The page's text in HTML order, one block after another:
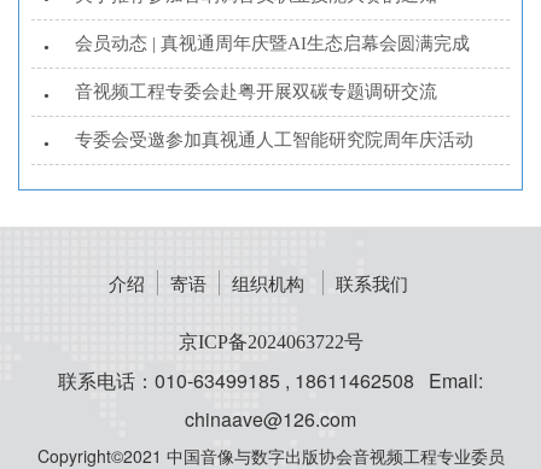
• 会员动态 | 真视通周年庆暨AI生态启幕会圆满完成
• 音视频工程专委会赴粤开展双碳专题调研交流
• 专委会受邀参加真视通人工智能研究院周年庆活动
介绍 寄语 组织机构 联系我们
京ICP备2024063722号
联系电话：010-63499185 , 18611462508 Email:
chinaave@126.com
Copyright©2021 中国音像与数字出版协会音视频工程专业委员